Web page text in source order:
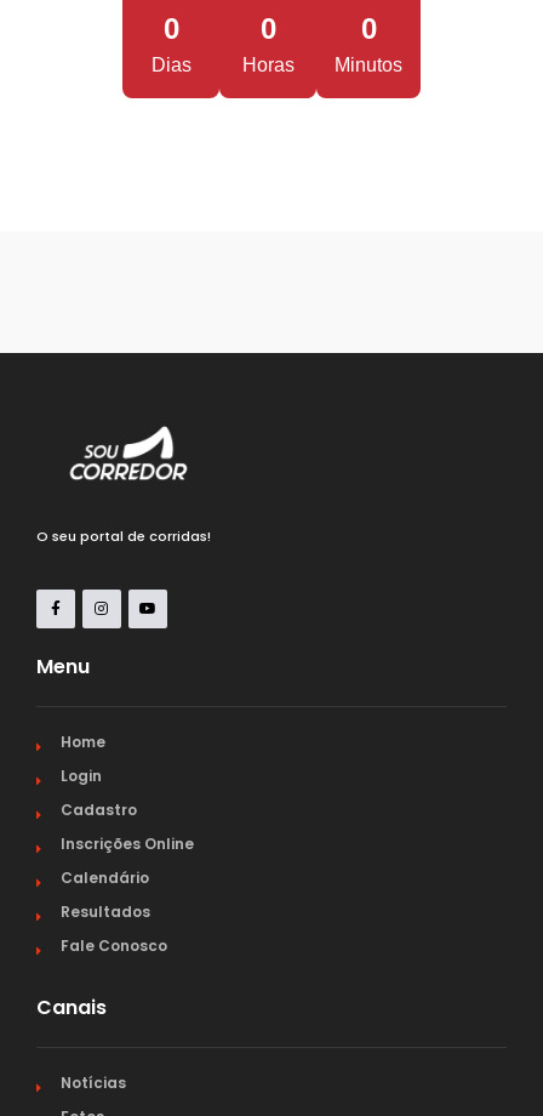
0
Dias
0
Horas
0
Minutos
O seu portal de corridas!
Menu
Home
Login
Cadastro
Inscrições Online
Calendário
Resultados
Fale Conosco
Canais
Notícias